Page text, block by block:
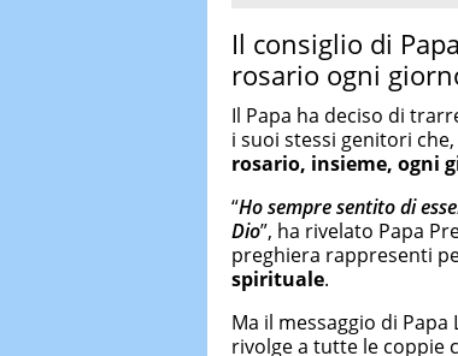
Il consiglio di
rosario ogni
Il Papa ha deciso di
i suoi stessi genitori
rosario, insieme, ogni
“Ho sempre sentito di
Dio”, ha rivelato Papa
preghiera rappresenti
spirituale.
Ma il messaggio di
rivolge a tutte le coppie